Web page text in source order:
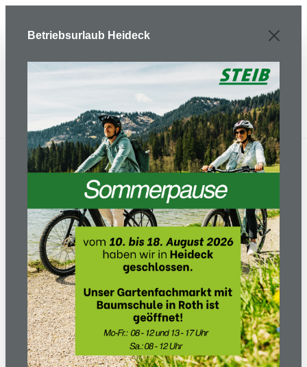
E-Bike/ Fahrrad
Kinderräder/Laufräder/Dreiräder
Laufräder / Dreiräder / Roller
Laufrad LR M Classic retro
grün
Betriebsurlaub Heideck